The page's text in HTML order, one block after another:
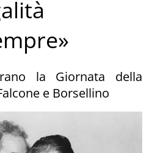
la Giornata della
e Borsellino